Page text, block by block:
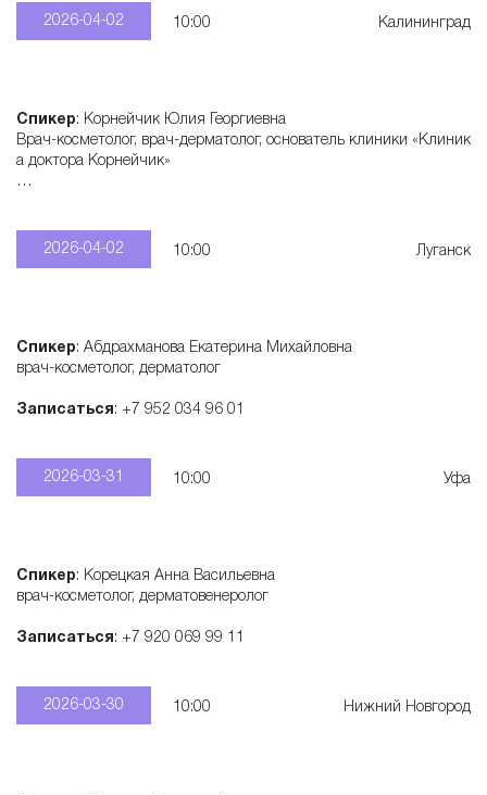
2026-04-02 10:00 Калининград
Спикер: Корнейчик Юлия Георгиевна
Врач-косметолог, врач-дерматолог, основатель клиники «Клиник
а доктора Корнейчик»
2026-04-02 10:00 Луганск
Спикер: Абдрахманова Екатерина Михайловна
врач-косметолог, дерматолог
Записаться: +7 952 034 96 01
2026-03-31 10:00 Уфа
Спикер: Корецкая Анна Васильевна
врач-косметолог, дерматовенеролог
Записаться: +7 920 069 99 11
2026-03-30 10:00 Нижний Новгород